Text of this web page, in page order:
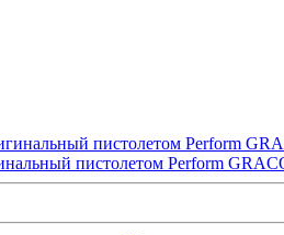
пистолетом Perform